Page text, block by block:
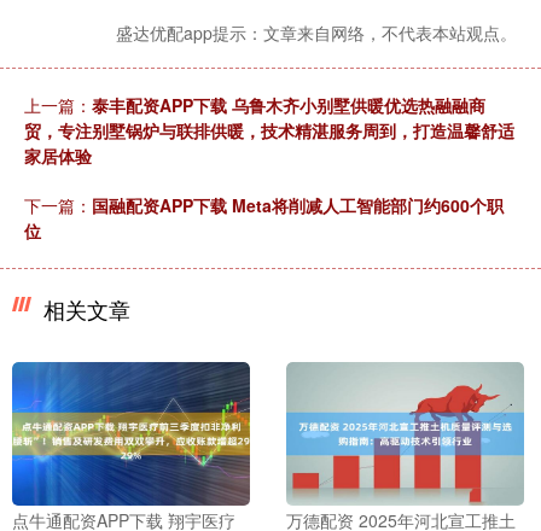
盛达优配app提示：文章来自网络，不代表本站观点。
上一篇： 泰丰配资APP下载 乌鲁木齐小别墅供暖优选热融融商
贸，专注别墅锅炉与联排供暖，技术精湛服务周到，打造温馨舒适
家居体验
下一篇： 国融配资APP下载 Meta将削减人工智能部门约600个职
位
相关文章
点牛通配资APP下载 翔宇医疗
万德配资 2025年河北宣工推土